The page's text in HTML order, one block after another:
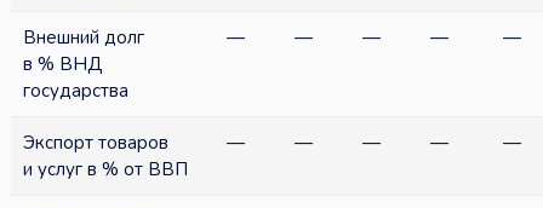
Внешний долг
в % ВНД
государства
— — — — —
Экспорт товаров
и услуг в % от ВВП
— — — — —